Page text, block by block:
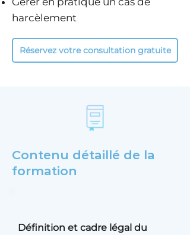
harcèlement
Réservez votre consultation gratuite
Contenu détaillé de la
formation
Définition et cadre légal du